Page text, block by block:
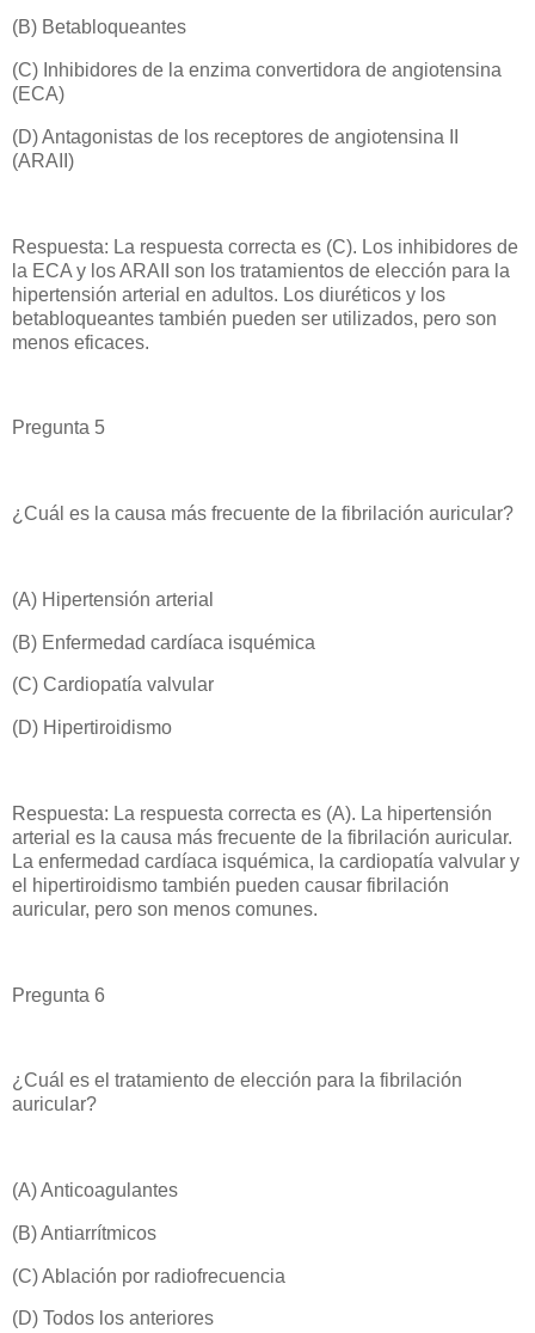
(B) Betabloqueantes
(C) Inhibidores de la enzima convertidora de angiotensina
(ECA)
(D) Antagonistas de los receptores de angiotensina II
(ARAII)
Respuesta: La respuesta correcta es (C). Los inhibidores de
la ECA y los ARAII son los tratamientos de elección para la
hipertensión arterial en adultos. Los diuréticos y los
betabloqueantes también pueden ser utilizados, pero son
menos eficaces.
Pregunta 5
¿Cuál es la causa más frecuente de la fibrilación auricular?
(A) Hipertensión arterial
(B) Enfermedad cardíaca isquémica
(C) Cardiopatía valvular
(D) Hipertiroidismo
Respuesta: La respuesta correcta es (A). La hipertensión
arterial es la causa más frecuente de la fibrilación auricular.
La enfermedad cardíaca isquémica, la cardiopatía valvular y
el hipertiroidismo también pueden causar fibrilación
auricular, pero son menos comunes.
Pregunta 6
¿Cuál es el tratamiento de elección para la fibrilación
auricular?
(A) Anticoagulantes
(B) Antiarrítmicos
(C) Ablación por radiofrecuencia
(D) Todos los anteriores